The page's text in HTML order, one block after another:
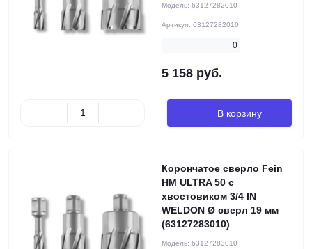
Модель: 63127282010
Артикул: 63127282010
0
5 158 руб.
В корзину
Корончатое сверло Fein
HM ULTRA 50 с
хвостовиком 3/4 IN
WELDON Ø сверл 19 мм
(63127283010)
Модель: 63127283010